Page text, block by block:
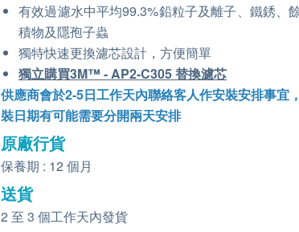
有效過濾水中平均99.3%鉛粒子及離子、鐵銹、
積物及隱孢子蟲
獨特快速更換濾芯設計，方便簡單
獨立購買3M™ - AP2-C305 替換濾芯
供應商會於2-5日工作天內聯絡客人作安裝安排事宜
裝日期有可能需要分開兩天安排
原廠行貨
保養期 : 12 個月
送貨
2 至 3 個工作天內發貨